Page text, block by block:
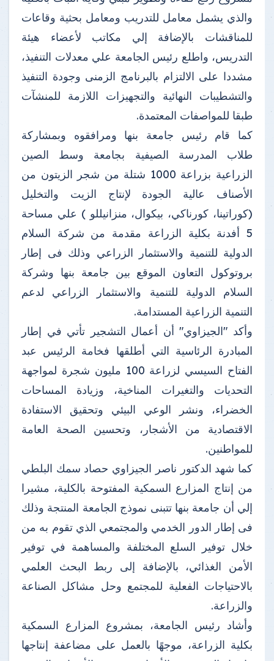
والذي يشمل معامل للتدريب ومعامل بحثية وقاعات
للمناقشات بالإضافة إلي مكاتب لأعضاء هيئة
التدريس، واطلع رئيس الجامعة علي معدلات التنفيذ،
مشددا على الالتزام بالبرنامج الزمنى وجودة التنفيذ
والتشطيبات النهائية والتجهيزات اللازمة للمنشآت
طبقا للمواصفات المعتمدة.
كما قام رئيس جامعة بنها ومرافقوه وبمشاركة
طلاب المدرسة الصيفية بجامعة وسط الصين
الزراعية بزراعة 1000 شتلة من شجر الزيتون من
الأصناف عالية الجودة لإنتاج الزيت والتخليل
(كوراتينا، كورناكي، بيكوال، منزانيللو ) علي مساحة
5 أفدنة بكلية الزراعة مقدمة من شركة السلام
الدولية للتنمية والاستثمار الزراعي وذلك فى إطار
بروتوكول التعاون الموقع بين جامعة بنها وشركة
السلام الدولية للتنمية والاستثمار الزراعي لدعم
التنمية الزراعية المستدامة.
وأكد "الجيزاوي" أن أعمال التشجير تأتي في إطار
المبادرة الرئاسية التي أطلقها فخامة الرئيس عبد
الفتاح السيسي لزراعة 100 مليون شجرة لمواجهة
التحديات والتغيرات المناخية، وزيادة المساحات
الخضراء، ونشر الوعي البيئي وتحقيق الاستفادة
الاقتصادية من الأشجار، وتحسين الصحة العامة
للمواطنين.
كما شهد الدكتور ناصر الجيزاوي حصاد سمك البلطي
من إنتاج المزارع السمكية المفتوحة بالكلية، مشيرا
إلي أن جامعة بنها تتبنى نموذج الجامعة المنتجة وذلك
فى إطار الدور الخدمي والمجتمعي الذي تقوم به من
خلال توفير السلع المختلفة والمساهمة في توفير
الأمن الغذائي، بالإضافة إلى ربط البحث العلمي
بالاحتياجات الفعلية للمجتمع وحل مشاكل الصناعة
والزراعة.
وأشاد رئيس الجامعة، بمشروع المزارع السمكية
بكلية الزراعة، موجهًا بالعمل على مضاعفة إنتاجها